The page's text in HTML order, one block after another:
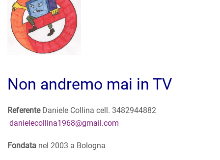
Non andremo mai in TV
Referente Daniele Collina cell. 3482944882
danielecollina1968@gmail.com
Fondata nel 2003 a Bologna